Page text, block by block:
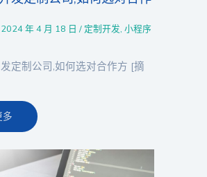
2024 年 4 月 18 日/ 定制开发,小程序
定制公司,如何选对合作方 [摘
多